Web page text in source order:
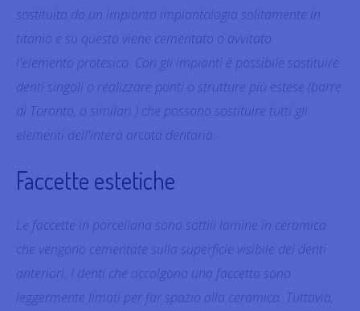
sostituita da un impianto implantologia solitamente in
titanio e su questo viene cementato o avvitato
l'elemento protesico. Con gli impianti è possibile sostituire
denti singoli o realizzare ponti o strutture più estese (barre
di Toronto, o similari ) che possono sostituire tutti gli
elementi dell'intera arcata dentaria.
Faccette estetiche
Le faccette in porcellana sono sottili lamine in ceramica
che vengono cementate sulla superficie visibile dei denti
anteriori. I denti che accolgono una faccetta sono
leggermente limati per far spazio alla ceramica. Tuttavia,